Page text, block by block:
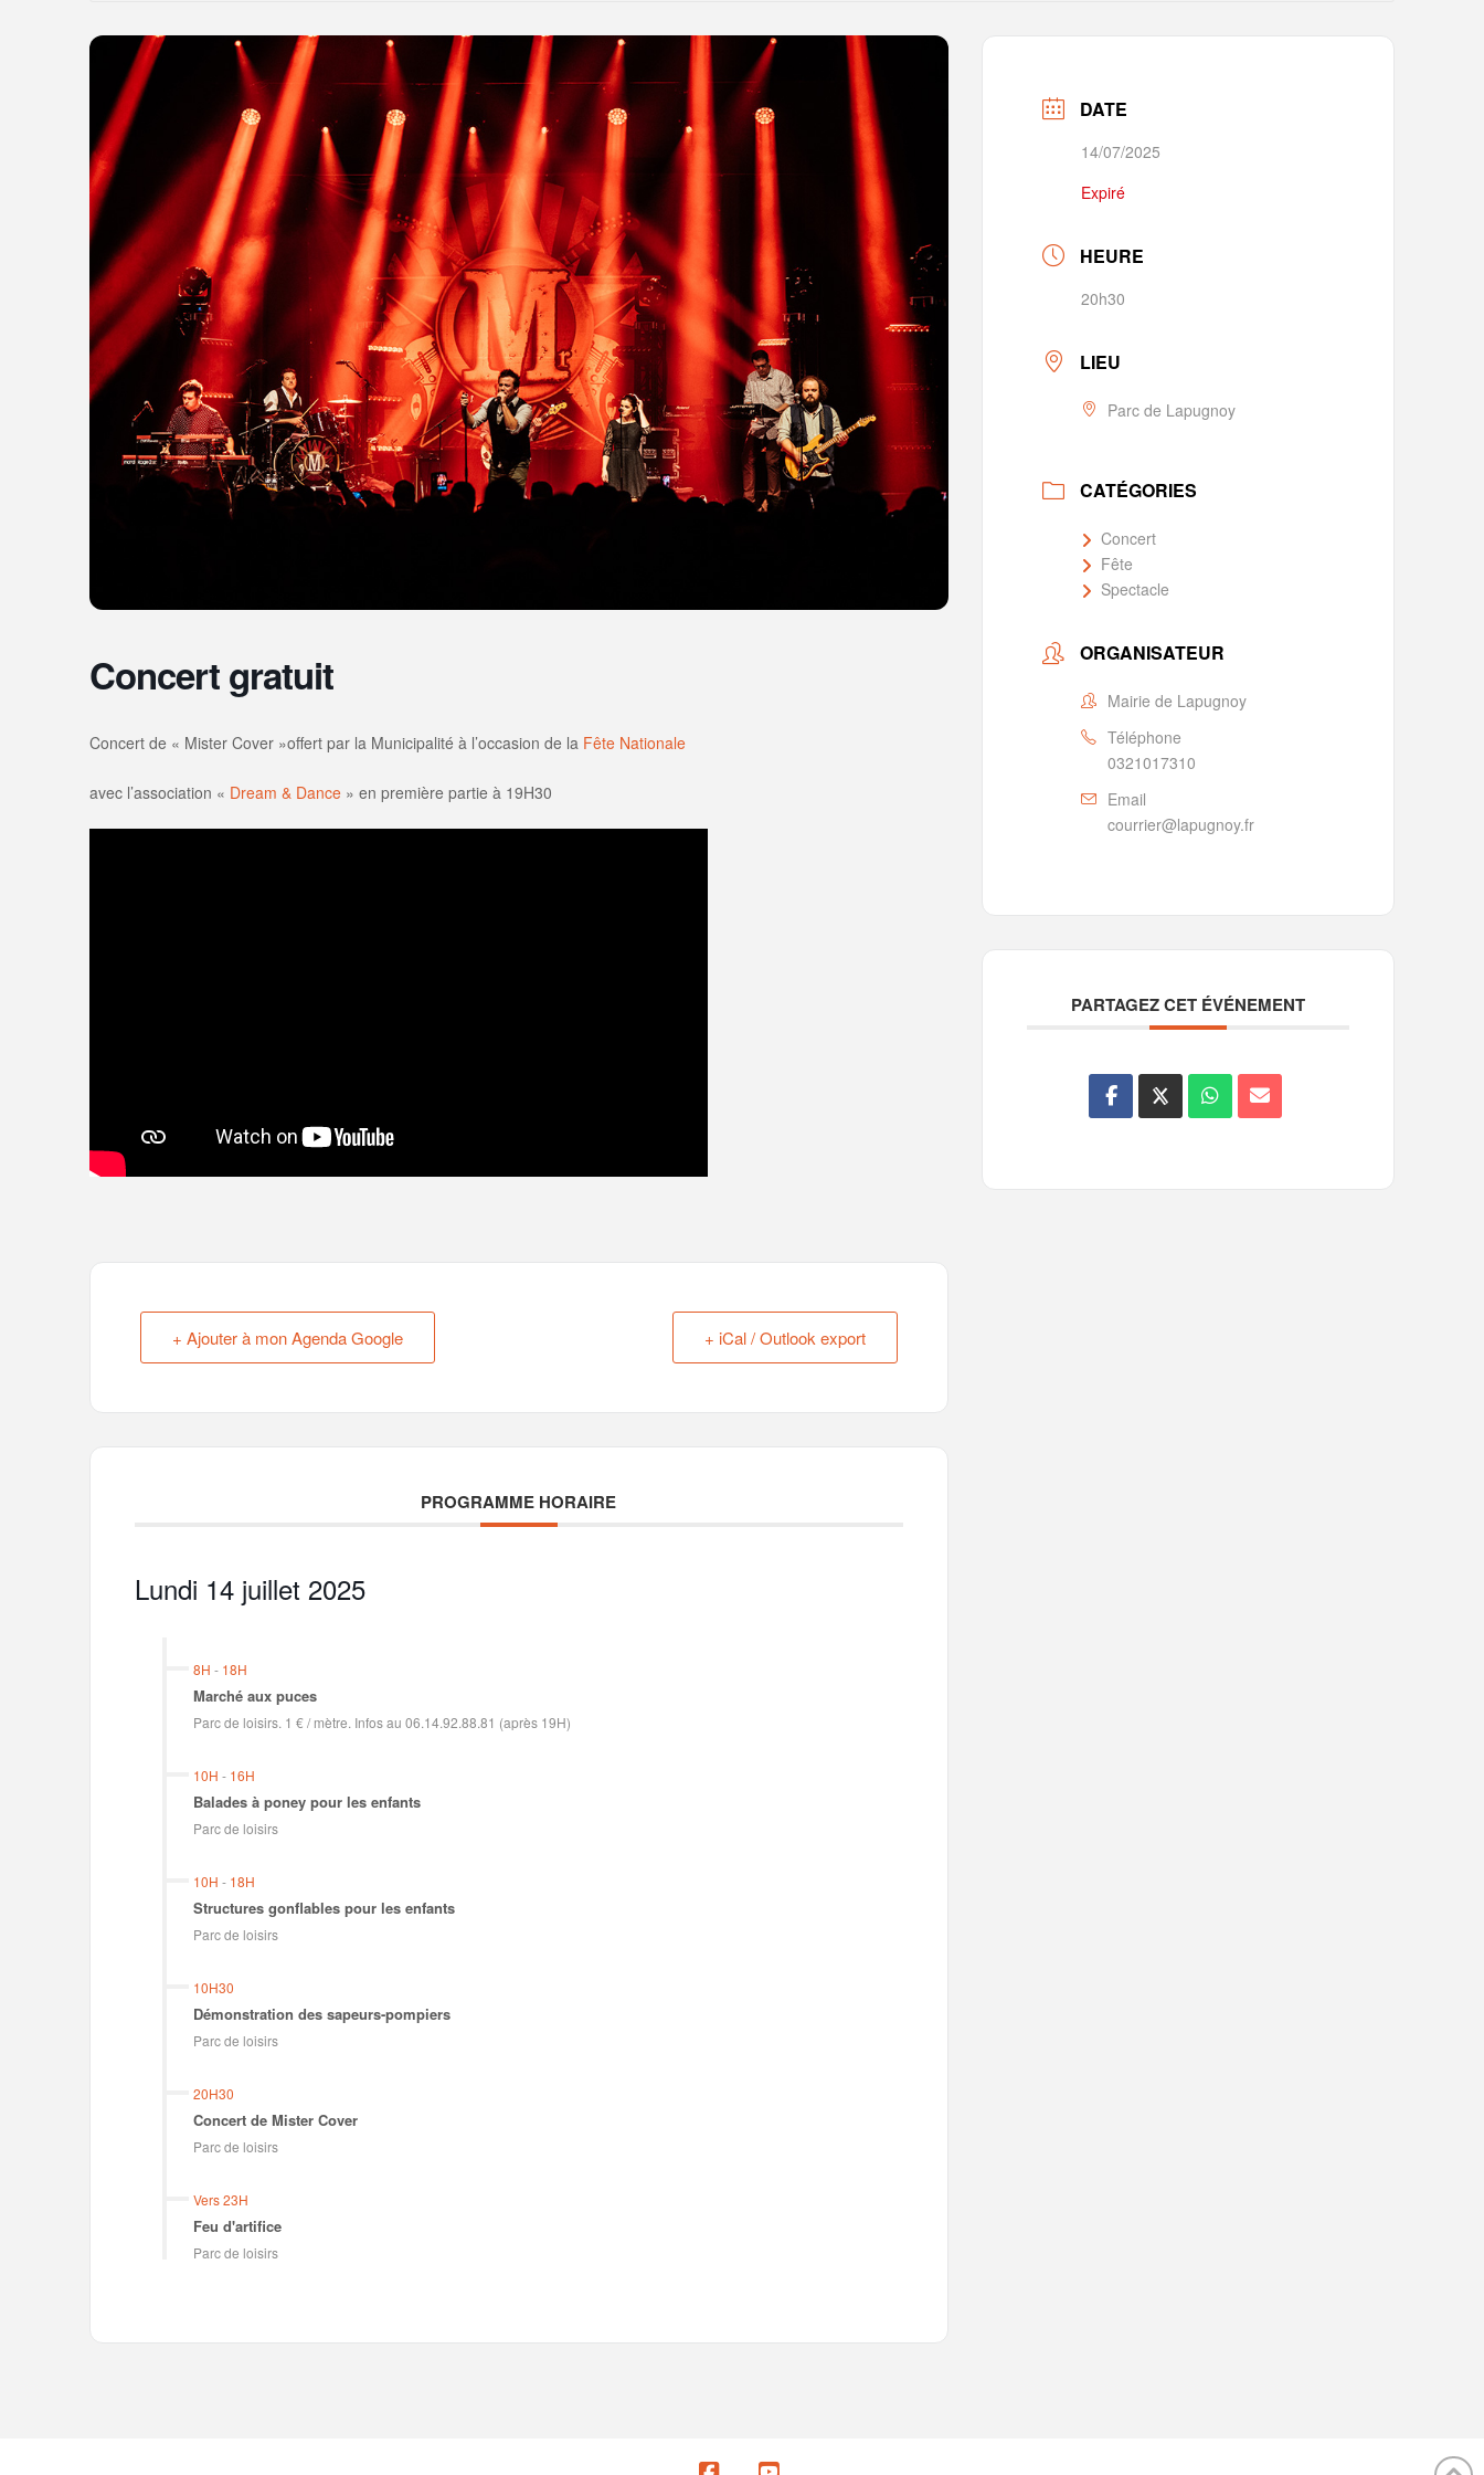
Concert gratuit
Concert de « Mister Cover »offert par la Municipalité à l’occasion de la Fête Nationale
avec l’association « Dream & Dance» en première partie à 19H30
+ Ajouter à mon Agenda Google + iCal / Outlook export
PROGRAMME HORAIRE
Lundi 14 juillet 2025
8H - 18H
Marché aux puces
Parc de loisirs. 1 € / mètre. Infos au 06.14.92.88.81 (après 19H)
10H - 16H
Balades à poney pour les enfants
Parc de loisirs
10H - 18H
Structures gonflables pour les enfants
Parc de loisirs
10H30
Démonstration des sapeurs-pompiers
Parc de loisirs
20H30
Concert de Mister Cover
Parc de loisirs
Vers 23H
Feu d'artifice
Parc de loisirs
DATE
14/07/2025
Expiré
HEURE
20h30
LIEU
Parc de Lapugnoy
CATÉGORIES
Concert
Fête
Spectacle
ORGANISATEUR
Mairie de Lapugnoy
Téléphone
0321017310
Email
courrier@lapugnoy.fr
PARTAGEZ CET ÉVÉNEMENT